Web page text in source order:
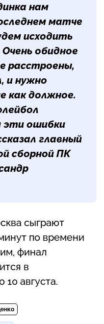
нам
матче
исходить
обидное
расстроены,
и нужно
как должное.
эти ошибки
главный
сборной ПК
сыграют
по времени
финал
в
августа.